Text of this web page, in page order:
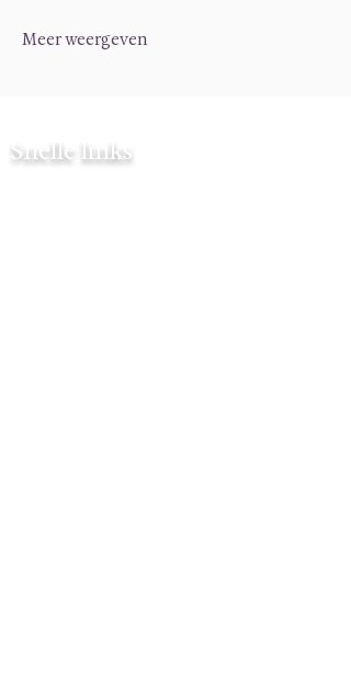
Meer weergeven
Snelle links